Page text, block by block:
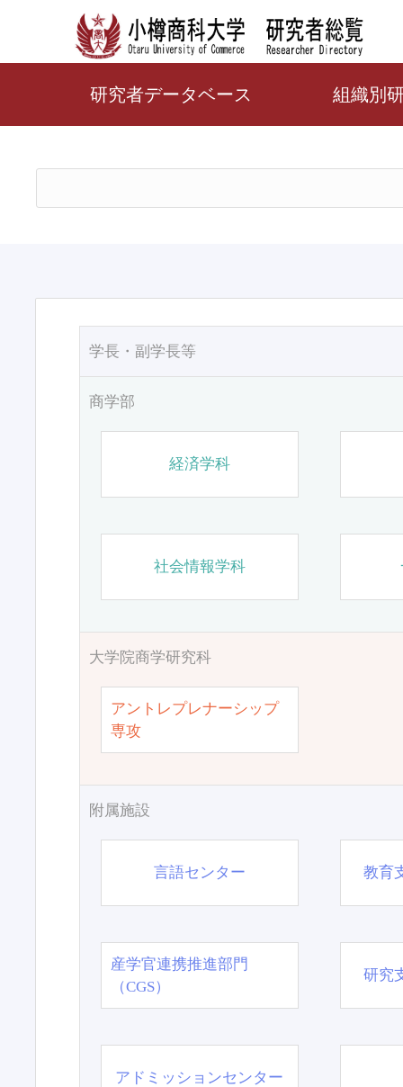
研究者データベース 組織別
学長・副学長等
商学部
経済学科
社会情報学科
大学院商学研究科
アントレプレナーシップ
専攻
附属施設
言語センター 教育
産学官連携推進部門
（CGS）
研究
アドミッションセンター